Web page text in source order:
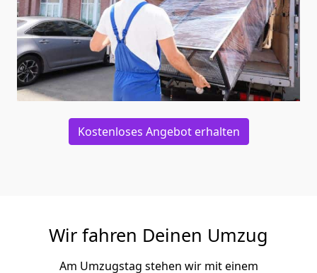
Kostenloses Angebot erhalten
Wir fahren Deinen Umzug
Am Umzugstag stehen wir mit einem